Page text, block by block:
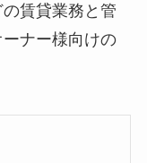
賃貸業務と管
ナー様向けの